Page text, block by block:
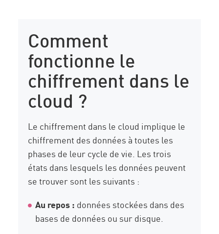
Comment
fonctionne le
chiffrement dans le
cloud ?
Le chiffrement dans le cloud implique le
chiffrement des données à toutes les
phases de leur cycle de vie. Les trois
états dans lesquels les données peuvent
se trouver sont les suivants :
Au repos : données stockées dans des
bases de données ou sur disque.